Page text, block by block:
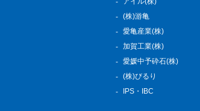
(株)游亀
愛亀産業(株)
加賀工業(株)
愛媛中予砕石(株)
(株)びるり
IPS・IBC